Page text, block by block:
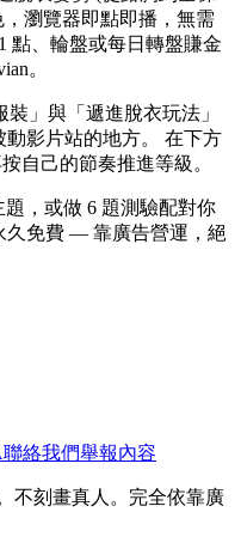
瀏覽器即點即播，無需
點、輪盤或每日轉盤賺金
。
裝」與「遞進脫衣玩法」
動影片站的地方。 在下方
自己的節奏推進等級。
題，或做 6 題測驗配對你
久免費 — 靠廣告營運，絕
聯絡我們舉報內容
不刻畫真人。完全依靠廣